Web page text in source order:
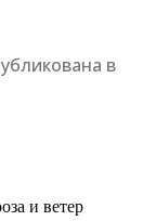
в
и ветер